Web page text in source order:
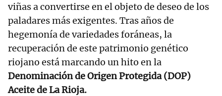
viñas a convertirse en el objeto de deseo de los
paladares más exigentes. Tras años de
hegemonía de variedades foráneas, la
recuperación de este patrimonio genético
riojano está marcando un hito en la
Denominación de Origen Protegida (DOP)
Aceite de La Rioja.